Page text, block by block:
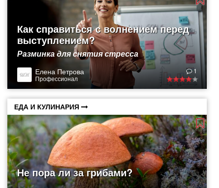
Как справиться с волнением перед
выступлением?
Разминка для снятия стресса
Елена Петрова
Профессионал
1
ЕДА И КУЛИНАРИЯ
Не пора ли за грибами?